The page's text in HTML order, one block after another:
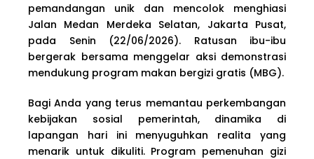
pemandangan unik dan mencolok menghiasi
Jalan Medan Merdeka Selatan, Jakarta Pusat,
pada Senin (22/06/2026). Ratusan ibu-ibu
bergerak bersama menggelar aksi demonstrasi
mendukung program makan bergizi gratis (MBG).
Bagi Anda yang terus memantau perkembangan
kebijakan sosial pemerintah, dinamika di
lapangan hari ini menyuguhkan realita yang
menarik untuk dikuliti. Program pemenuhan gizi